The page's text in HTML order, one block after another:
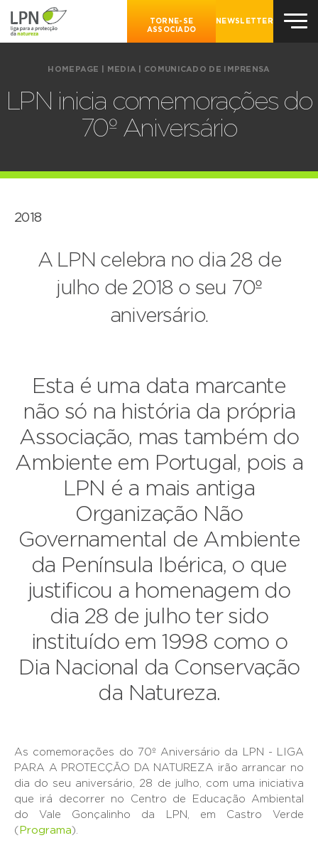
TORNE-SE
ASSOCIADO
NEWSLETTER
HOMEPAGE MEDIA COMUNICADO DE IMPRENSA
LPN inicia comemorações do
70º Aniversário
2018
A LPN celebra no dia 28 de
julho de 2018 o seu 70º
aniversário.
Esta é uma data marcante
não só na história da própria
Associação, mas também do
Ambiente em Portugal, pois a
LPN é a mais antiga
Organização Não
Governamental de Ambiente
da Península Ibérica, o que
justificou a homenagem do
dia 28 de julho ter sido
instituído em 1998 como o
Dia Nacional da Conservação
da Natureza.
As comemorações do 70º Aniversário da LPN - LIGA
PARA A PROTECÇÃO DA NATUREZA irão arrancar no
dia do seu aniversário, 28 de julho, com uma iniciativa
que irá decorrer no Centro de Educação Ambiental
do Vale Gonçalinho da LPN, em Castro Verde
( Programa).